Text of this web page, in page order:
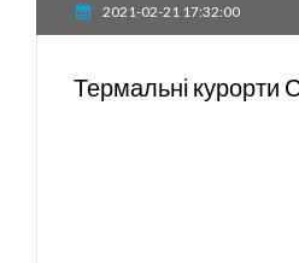
2021-02-21 17:32:00
Термальні курорти